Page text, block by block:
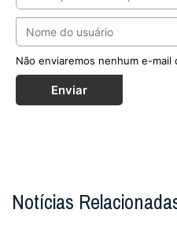
Não enviaremos nenhum e-
Enviar
Notícias